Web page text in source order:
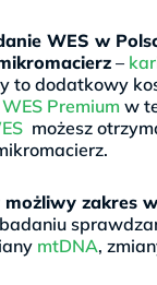
WES w
–
to dodatkowy
WES Premium w
możesz
możliwy zakres
mtDNA,